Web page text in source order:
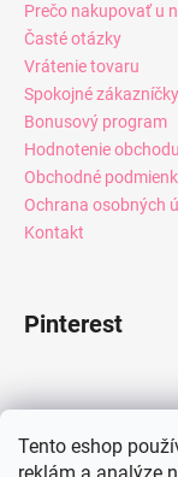
Tento eshop
Prečo nakupovať u
Časté otázky
Vrátenie tovaru
Spokojné zákazníčky
Bonusový program
Hodnotenie obchodu
Obchodné
Ochrana osobných
Kontakt
Pinterest